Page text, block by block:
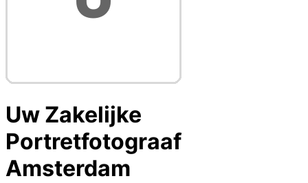
Uw Zakelijke
Portretfotograaf
Amsterdam